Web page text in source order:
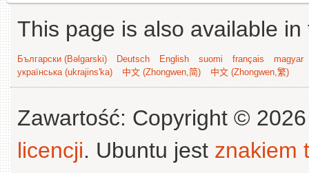
This page is also available
Български (Bəlgarski) Deutsch English suomi français
magyar
українська (ukrajins'ka)
中文 (Zhongwen,简) 中文 (Zhongwen,繁)
Zawartość: Copyright ©
licencji. Ubuntu jest znakiem